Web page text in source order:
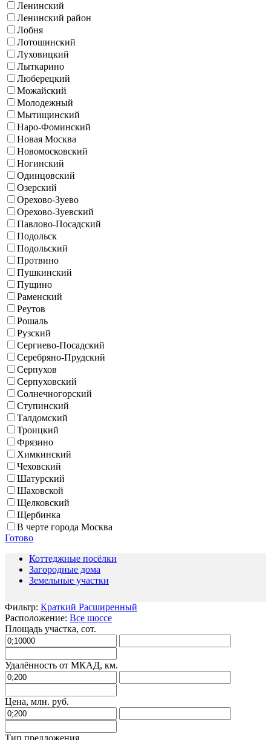
Ленинский
Ленинский район
Лобня
Лотошинский
Луховицкий
Лыткарино
Люберецкий
Можайский
Молодежный
Мытищинский
Наро-Фоминский
Новая Москва
Новомосковский
Ногинский
Одинцовский
Озерский
Орехово-Зуево
Орехово-Зуевский
Павлово-Посадский
Подольск
Подольский
Протвино
Пушкинский
Пущино
Раменский
Реутов
Рошаль
Рузский
Сергиево-Посадский
Серебряно-Прудский
Серпухов
Серпуховский
Солнечногорский
Ступинский
Талдомский
Троицкий
Фрязино
Химкинский
Чеховский
Шатурский
Шаховской
Щелковский
Щербинка
В черте города Москва
Готово
Коттеджные посёлки
Загородные дома
Земельные участки
Фильтр: Краткий Расширенный
Расположение: Все шоссе
Площадь участка, сот.
Удалённость от МКАД, км.
Цена, млн. руб.
Тип предложения